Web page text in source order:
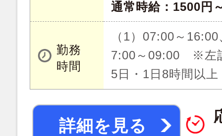
通常時給：1500円
勤務
時間
（1）07:00～
7:00～09:00 ※左
5日・1日8時間以上
詳細を見る